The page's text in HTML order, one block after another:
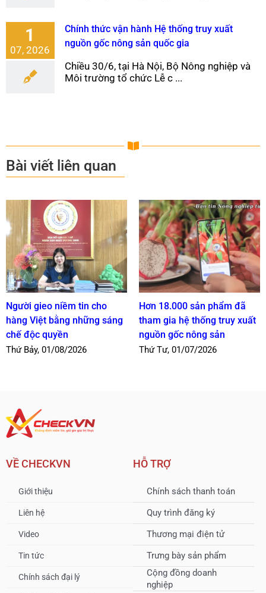
1
07, 2026
Chính thức vận hành Hệ thống truy xuất
nguồn gốc nông sản quốc gia
Chiều 30/6, tại Hà Nội, Bộ Nông nghiệp và
Môi trường tổ chức Lễ c ...
Bài viết liên quan
Người gieo niềm tin cho
hàng Việt bằng những sáng
chế độc quyền
Thứ Bảy, 01/08/2026
Hơn 18.000 sản phẩm đã
tham gia hệ thống truy xuất
nguồn gốc nông sản
Thứ Tư, 01/07/2026
VỀ CHECKVN
Giới thiệu
Liên hệ
Video
Tin tức
Chính sách đại lý
HỖ TRỢ
Chính sách thanh toán
Quy trình đăng ký
Thương mại điện tử
Trưng bày sản phẩm
Cộng đồng doanh
nghiệp